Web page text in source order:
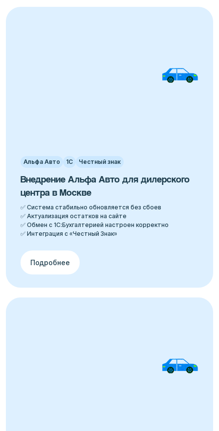
Альфа Авто 1С Честный знак
Внедрение Альфа Авто для дилерского
центра в Москве
✅ Система стабильно обновляется без сбоев
✅ Актуализация остатков на сайте
✅ Обмен с 1С:Бухгалтерией настроен корректно
✅ Интеграция с «Честный Знак»
Подробнее